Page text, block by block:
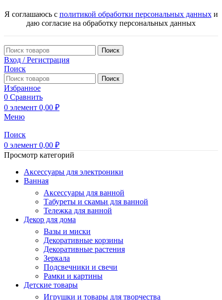
Я соглашаюсь с политикой обработки персональных данныхи
даю согласие на обработку персональных данных
Поиск
Вход / Регистрация
Поиск
Поиск
Избранное
0 Сравнить
0 элемент 0,00 ₽
Меню
Поиск
0 элемент 0,00 ₽
Просмотр категорий
Аксессуары для электроники
Ванная
Аксессуары для ванной
Табуреты и скамьи для ванной
Тележка для ванной
Декор для дома
Вазы и миски
Декоративные корзины
Декоративные растения
Зеркала
Подсвечники и свечи
Рамки и картины
Детские товары
Игрушки и товары для творчества